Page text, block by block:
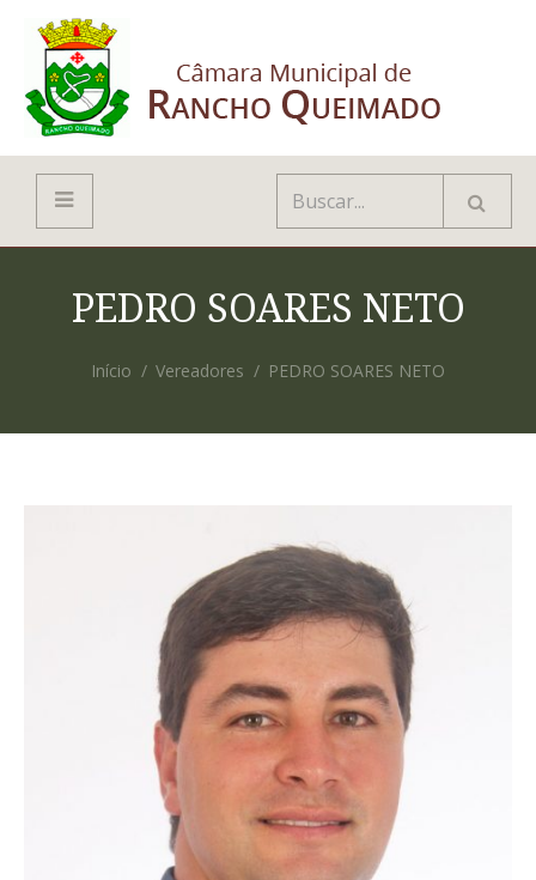
PEDRO SOARES NETO
Início Vereadores PEDRO SOARES NETO